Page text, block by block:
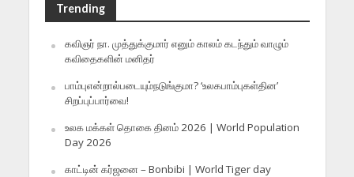
Trending
கவிஞர் நா. முத்துக்குமார் எனும் காலம் கடந்தும் வாழும்
கவிதைகளின் மனிதர்
பாம்புஎன்றால்படையும்நடுங்குமா? ‘உலகபாம்புகள்தின’
சிறப்புப்பார்வை!
உலக மக்கள் தொகை தினம் 2026 | World Population
Day 2026
காட்டின் கர்ஜனை – Bonbibi | World Tiger day